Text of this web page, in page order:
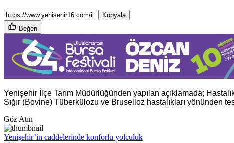
Kopyala
Beğen
Yenişehir İlçe Tarım Müdürlüğünden yapılan açıklamada;
Sığır (Bovine) Tüberkülozu ve Bruselloz hastalıkları yönünden
Göz Atın
Yenişehir’in caddelerinde konforlu yolculuk